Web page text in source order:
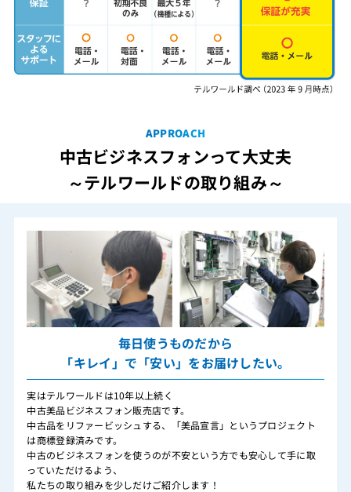
APPROACH
中古ビジネスフォンって大丈夫
～テルワールドの取り組み～
毎日使うものだから
「キレイ」で「安い」をお届けしたい。
実はテルワールドは10年以上続く
中古美品ビジネスフォン販売店です。
中古品をリファービッシュする、「美品宣言」というプロジェクト
は商標登録済みです。
中古のビジネスフォンを使うのが不安という方でも安心して手に取
っていただけるよう、
私たちの取り組みを少しだけご紹介します！